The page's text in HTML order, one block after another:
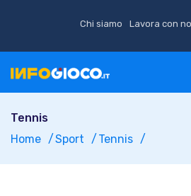
Chi siamo Lavora con
Tennis
Home
Sport Tennis